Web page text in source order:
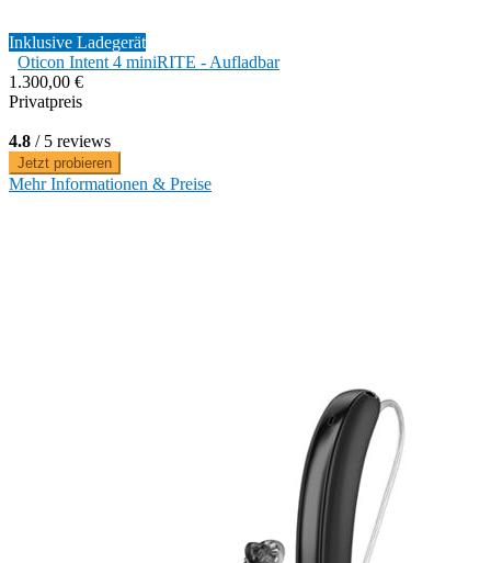
Inklusive Ladegerät
Oticon Intent 4 miniRITE - Aufladbar
1.300,00 €
Privatpreis
4.8 / 5 reviews
Jetzt probieren
Mehr Informationen & Preise